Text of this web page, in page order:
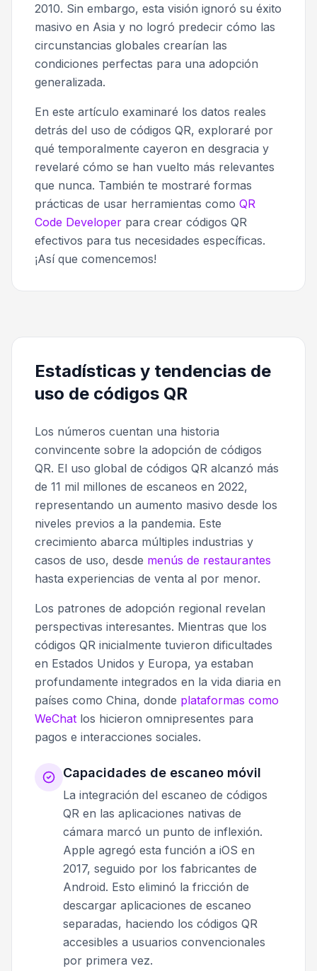
2010. Sin embargo, esta visión ignoró su éxito
masivo en Asia y no logró predecir cómo las
circunstancias globales crearían las
condiciones perfectas para una adopción
generalizada.
En este artículo examinaré los datos reales
detrás del uso de códigos QR, exploraré por
qué temporalmente cayeron en desgracia y
revelaré cómo se han vuelto más relevantes
que nunca. También te mostraré formas
prácticas de usar herramientas como QR
Code Developer para crear códigos QR
efectivos para tus necesidades específicas.
¡Así que comencemos!
Estadísticas y tendencias de
uso de códigos QR
Los números cuentan una historia
convincente sobre la adopción de códigos
QR. El uso global de códigos QR alcanzó más
de 11 mil millones de escaneos en 2022,
representando un aumento masivo desde los
niveles previos a la pandemia. Este
crecimiento abarca múltiples industrias y
casos de uso, desde menús de restaurantes
hasta experiencias de venta al por menor.
Los patrones de adopción regional revelan
perspectivas interesantes. Mientras que los
códigos QR inicialmente tuvieron dificultades
en Estados Unidos y Europa, ya estaban
profundamente integrados en la vida diaria en
países como China, donde plataformas como
WeChat los hicieron omnipresentes para
pagos e interacciones sociales.
Capacidades de escaneo móvil
La integración del escaneo de códigos
QR en las aplicaciones nativas de
cámara marcó un punto de inflexión.
Apple agregó esta función a iOS en
2017, seguido por los fabricantes de
Android. Esto eliminó la fricción de
descargar aplicaciones de escaneo
separadas, haciendo los códigos QR
accesibles a usuarios convencionales
por primera vez.